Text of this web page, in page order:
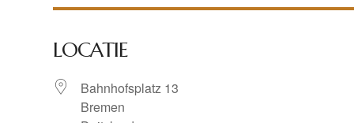
LOCATIE
Bahnhofsplatz 13
Bremen